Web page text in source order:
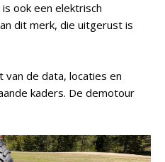
ook een elektrisch
dit merk, die uitgerust is
de data, locaties en
kaders. De demotour